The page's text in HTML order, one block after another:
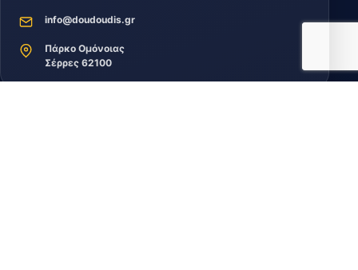
info@doudoudis.gr
Πάρκο Ομόνοιας
Σέρρες 62100